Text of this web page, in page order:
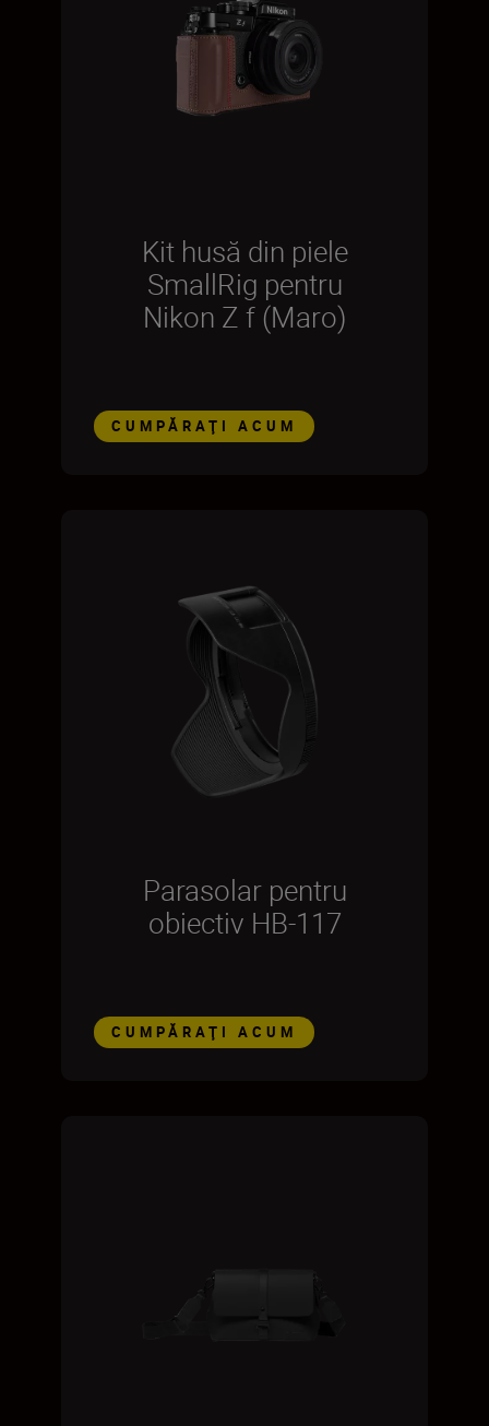
Kit husă din piele
SmallRig pentru
Nikon Z f (Maro)
CUMPĂRAŢI ACUM
Parasolar pentru
obiectiv HB-117
CUMPĂRAŢI ACUM